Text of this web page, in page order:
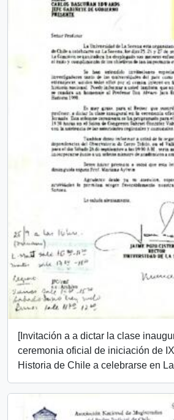
[Invitación a a dictar la clase
ceremonia oficial de iniciación de
Historia de Chile a celebrarse en